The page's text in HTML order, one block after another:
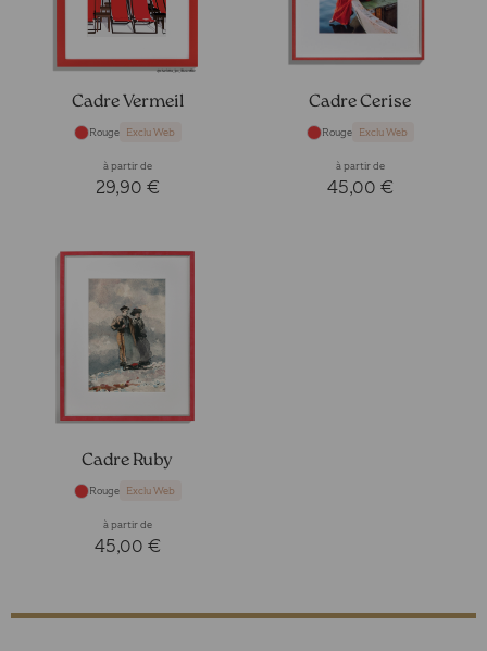
Cadre Vermeil
Rouge Exclu Web
à partir de
29,90 €
Cadre Cerise
Rouge Exclu Web
à partir de
45,00 €
Cadre Ruby
Rouge Exclu Web
à partir de
45,00 €